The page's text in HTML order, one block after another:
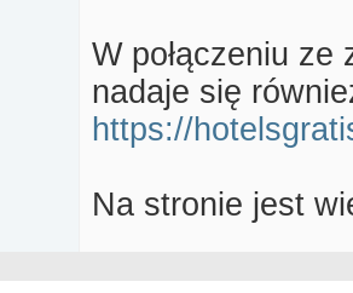
W połączeniu ze
nadaje się
https://
Na stronie jest